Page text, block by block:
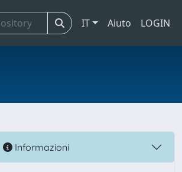
IT Aiuto LOGIN
Informazioni